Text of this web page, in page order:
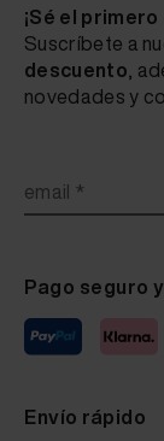
Fluid
¡Sé el
Suscríbete a
descuento,
novedades y
email *
Pago seguro
Envío rápido